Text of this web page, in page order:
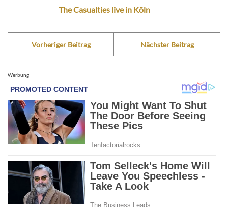
The Casualties live in Köln
Vorheriger Beitrag Nächster Beitrag
Werbung